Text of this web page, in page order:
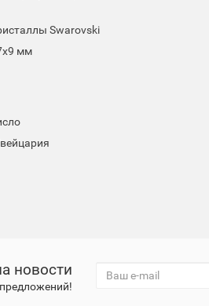
Swarovski
мм
новости